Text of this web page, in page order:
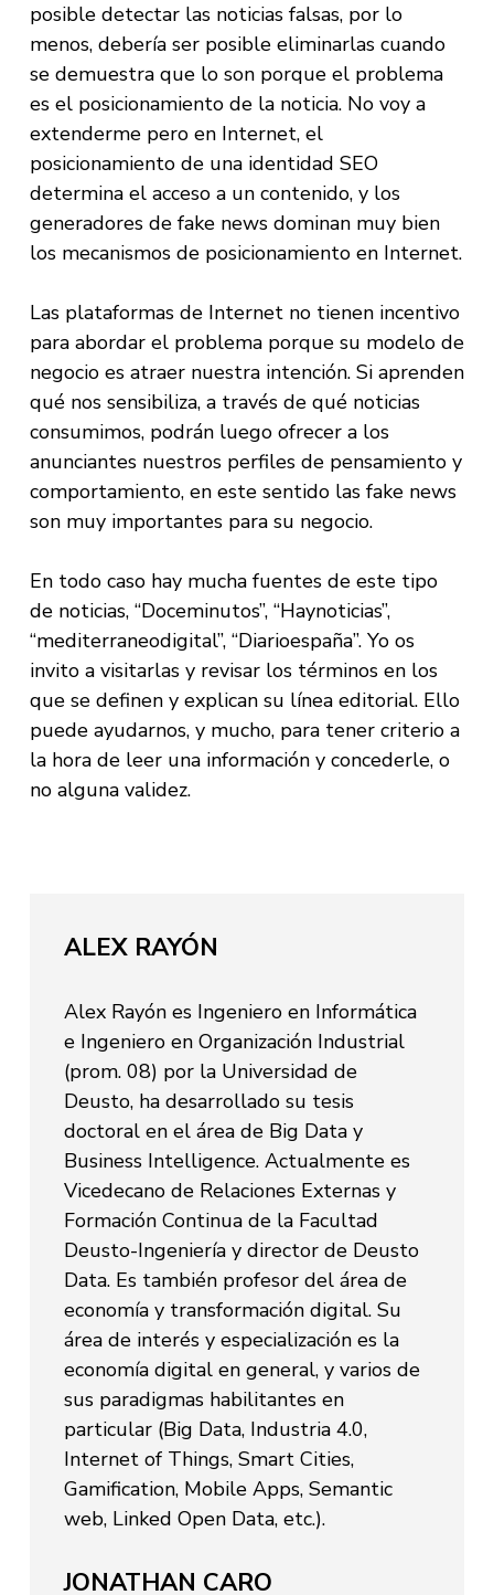
posible detectar las noticias falsas, por lo
menos, debería ser posible eliminarlas cuando
se demuestra que lo son porque el problema
es el posicionamiento de la noticia. No voy a
extenderme pero en Internet, el
posicionamiento de una identidad SEO
determina el acceso a un contenido, y los
generadores de fake news dominan muy bien
los mecanismos de posicionamiento en Internet.
Las plataformas de Internet no tienen incentivo
para abordar el problema porque su modelo de
negocio es atraer nuestra intención. Si aprenden
qué nos sensibiliza, a través de qué noticias
consumimos, podrán luego ofrecer a los
anunciantes nuestros perfiles de pensamiento y
comportamiento, en este sentido las fake news
son muy importantes para su negocio.
En todo caso hay mucha fuentes de este tipo
de noticias, “Doceminutos”, “Haynoticias”,
“mediterraneodigital”, “Diarioespaña”. Yo os
invito a visitarlas y revisar los términos en los
que se definen y explican su línea editorial. Ello
puede ayudarnos, y mucho, para tener criterio a
la hora de leer una información y concederle, o
no alguna validez.
ALEX RAYÓN
Alex Rayón es Ingeniero en Informática
e Ingeniero en Organización Industrial
(prom. 08) por la Universidad de
Deusto, ha desarrollado su tesis
doctoral en el área de Big Data y
Business Intelligence. Actualmente es
Vicedecano de Relaciones Externas y
Formación Continua de la Facultad
Deusto-Ingeniería y director de Deusto
Data. Es también profesor del área de
economía y transformación digital. Su
área de interés y especialización es la
economía digital en general, y varios de
sus paradigmas habilitantes en
particular (Big Data, Industria 4.0,
Internet of Things, Smart Cities,
Gamification, Mobile Apps, Semantic
web, Linked Open Data, etc.).
JONATHAN CARO